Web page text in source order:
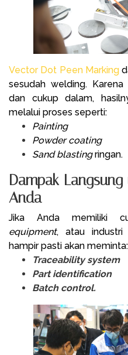
Vector Dot Peen Marking
sesudah welding.
dan cukup dalam,
melalui proses seperti:
Painting
Powder coating
Sand blastingringan.
Dampak
Anda
Jika Anda memiliki
equipment, atau industri
hampir pasti akan meminta:
Traceability system
Part identification
Batch control.